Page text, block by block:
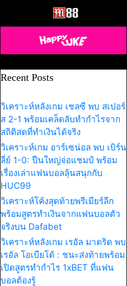
Recent Posts
วิเคราะห์หลังเกม เชลซี พบ สเปอร์
ส 2-1 พร้อมเคล็ดลับทำกำไรจาก
สถิติสดที่ทำเงินได้จริง
วิเคราะห์เกม อาร์เซน่อล พบ เบิร์น
ลี่ย์ 1-0: ปืนใหญ่จ่อแชมป์ พร้อม
เรื่องเล่าแฟนบอลลุ้นสนุกกับ
HUC99
วิเคราะห์โค้งสุดท้ายพรีเมียร์ลีก
พร้อมสูตรทำเงินจากแฟนบอลตัว
จริงบน Dafabet
วิเคราะห์หลังเกม เรอัล มาดริด พบ
เรอัล โอเบียโด้ : ชนะส่งท้ายพร้อม
เปิดสูตรทำกำไร 1xBET ที่แฟน
บอลต้องรู้